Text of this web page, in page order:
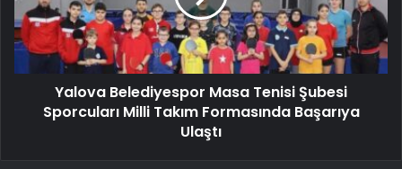
Yalova Belediyespor Masa Tenisi Şubesi
Sporcuları Milli Takım Formasında Başarıya
Ulaştı